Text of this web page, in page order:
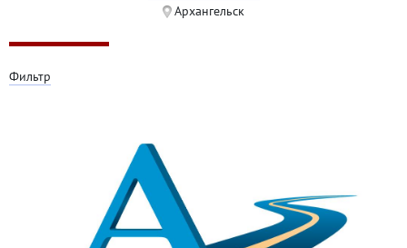
Архангельск
Фильтр